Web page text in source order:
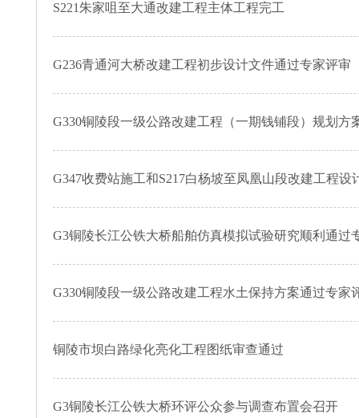
S221朱家咀至大通改建工程主体工程完工
G236青通河大桥改建工程初步设计文件通过专家评审
G330铜陵段一级公路改建工程（一期钱铺段）规划方
G347收费站施工和S217白杨坡至凤凰山段改建工程设
G3铜陵长江公铁大桥船舶仿真模拟试验研究顺利通过
G330铜陵段一级公路改建工程水土保持方案通过专家
铜陵市坝白路绿化亮化工程图纸审查通过
G3铜陵长江公铁大桥环评公众参与调查布置会召开